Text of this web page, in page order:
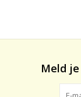
Meld